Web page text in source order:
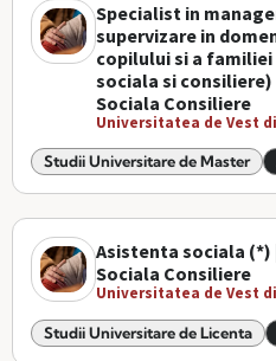
Specialist in
supervizare in
copilului si a
sociala si
Sociala Consiliere
Universitatea de Vest
Studii Universitare de Master
Asistenta sociala (*)
Sociala Consiliere
Universitatea de Vest
Studii Universitare de Licenta